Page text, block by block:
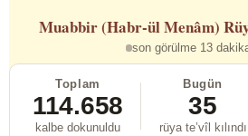
Muabbir (Habr-ül Menâm)
son görülme 13
Toplam
114.658
kalbe dokunuldu
Bugün
35
rüya te’vîl kılındı